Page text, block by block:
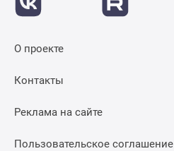
О проекте
Контакты
Реклама на сайте
Пользовательское соглашение